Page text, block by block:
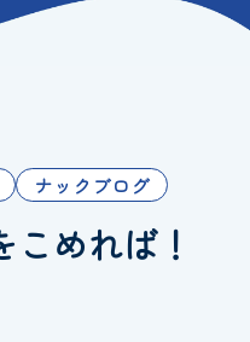
ナックブログ
めれば！